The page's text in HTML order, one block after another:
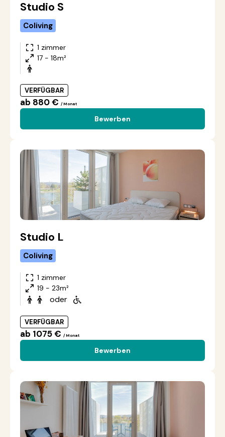
Studio S
Coliving
1 zimmer
17 - 18m²
VERFÜGBAR
ab 880 € / Monat
Bewerben
Studio L
Coliving
1 zimmer
19 - 23m²
oder
VERFÜGBAR
ab 1075 € / Monat
Bewerben